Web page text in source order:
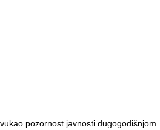
pozornost javnosti dugogodišnjom